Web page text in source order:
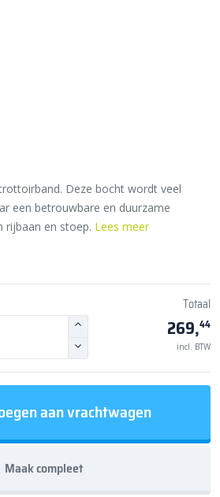
Deze bocht wordt veel
een betrouwbare en duurzame
rijbaan en stoep. Lees meer
Totaal
269,44
incl. BTW
aan vrachtwagen
Maak compleet